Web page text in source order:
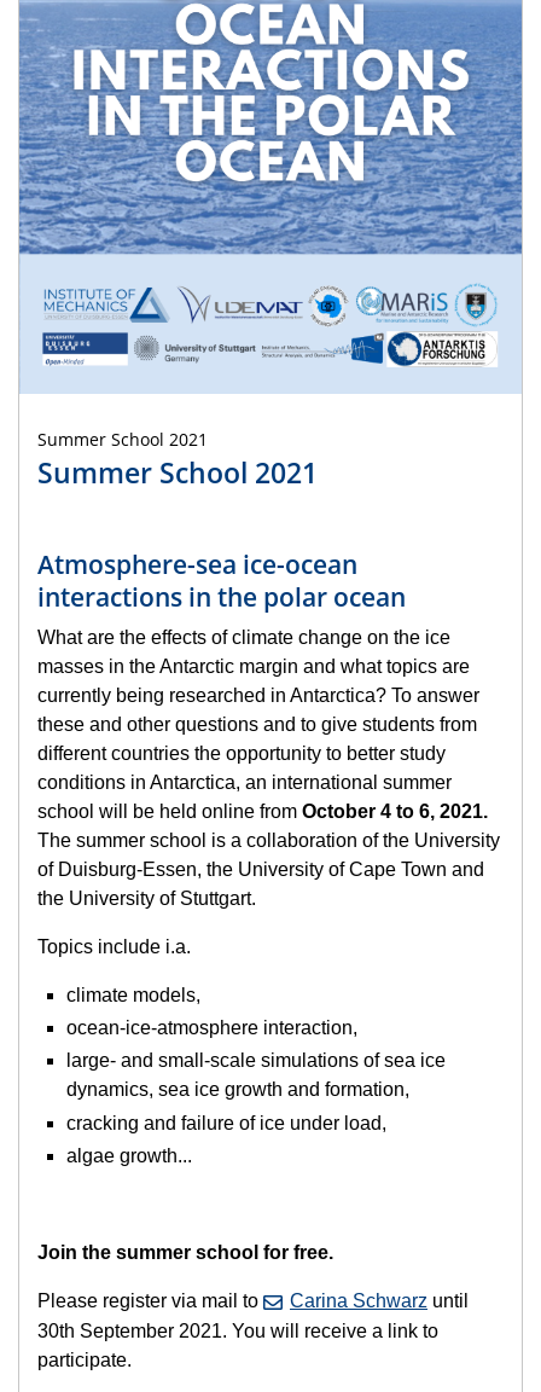
Summer School 2021
Summer School 2021
Atmosphere-sea ice-ocean
interactions in the polar ocean
What are the effects of climate change on the ice
masses in the Antarctic margin and what topics are
currently being researched in Antarctica? To answer
these and other questions and to give students from
different countries the opportunity to better study
conditions in Antarctica, an international summer
school will be held online from October 4 to 6, 2021.
The summer school is a collaboration of the University
of Duisburg-Essen, the University of Cape Town and
the University of Stuttgart.
Topics include i.a.
climate models,
ocean-ice-atmosphere interaction,
large- and small-scale simulations of sea ice
dynamics, sea ice growth and formation,
cracking and failure of ice under load,
algae growth...
Join the summer school for free.
Please register via mail to Carina Schwarz until
30th September 2021. You will receive a link to
participate.